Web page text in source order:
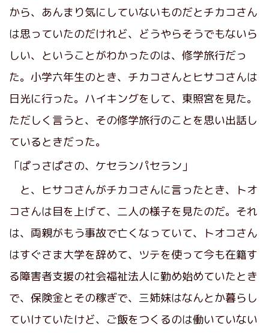
から、あんまり気にしていないものだとチカコさん
は思っていたのだけれど、どうやらそうでもないら
しい、ということがわかったのは、修学旅行だっ
た。小学六年生のとき、チカコさんとヒサコさんは
日光に行った。ハイキングをして、東照宮を見た。
ただしく言うと、その修学旅行のことを思い出話し
ているときだった。
「ぱっさぱさの、ケセランパセラン」
と、ヒサコさんがチカコさんに言ったとき、トオ
コさんは目を上げて、二人の様子を見たのだ。それ
は、両親がもう事故で亡くなっていて、トオコさん
はすぐさま大学を辞めて、ツテを使って今も在籍す
る障害者支援の社会福祉法人に勤め始めていたとき
で、保険金とその稼ぎで、三姉妹はなんとか暮らし
ていけていたけど、ご飯をつくるのは働いていない